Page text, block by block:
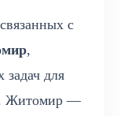
с
,
задач для
Житомир —